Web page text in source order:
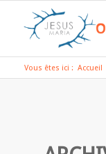
Vous êtes ici : Accueil